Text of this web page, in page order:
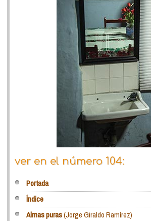
ver en el número 104:
Portada
Índice
Almas puras(Jorge Giraldo Ramírez)